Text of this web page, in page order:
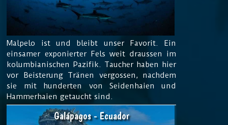
Malpelo ist und bleibt unser Favorit. Ein
einsamer exponierter Fels weit draussen im
kolumbianischen Pazifik. Taucher haben hier
vor Beisterung Tränen vergossen, nachdem
sie mit hunderten von Seidenhaien und
Hammerhaien getaucht sind.
Galápagos - Ecuador